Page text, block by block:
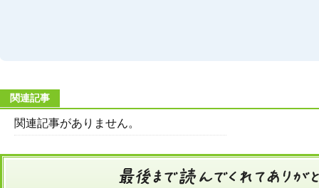
関連記事
関連記事がありません。